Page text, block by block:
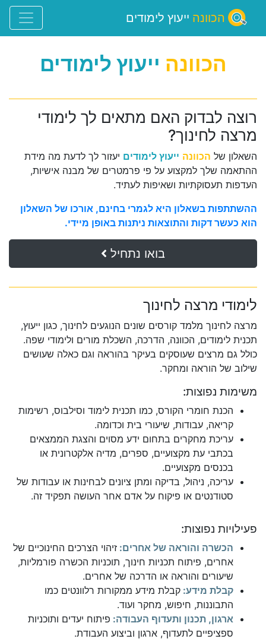
הכוונה ייעוץ לימודים
הכוונה ייעוץ לימודים
רוצה לבדוק האם מתאים לך לימודי
מרצה לחינוך?
השאלון של הכוונה ייעוץ לימודים יעזור לך לדעת מה מידת
ההתאמה שלך למקצוע על פי פרמטרים של מבנה אישיות,
העדפות תעסוקתיות ושאיפות לעתיד.
ההשתתפות בשאלון היא לגמרי בחינם, אורכו של השאלון
הוא כעשר דקות והתוצאות ניתנות באופן מיידי.
בואו נתחיל
לימודי מרצה לחינוך
מרצה לחינוך מלמד קורסים שונים הנוגעים לחינוך, כגון ייעוץ,
תכנית לימודים, הכוונה, הדרכה, השכלת מורים ולימודי שפה.
כולל גם מרצים שעוסקים בעיקר בהוראה וגם כאלה שעושים
שילוב של הוראה ומחקר.
משימות נפוצות:
הכנת חומרי הקורס, כמו תכנית לימוד וסילבוס, רשימות
קריאה, עבודות, שיעורי בית וכדומה.
עריכת מחקרים בתחום ידע מסוים והצגת הממצאים
בכתבי עת מקצועיים, ספרים, מדיה אלקטרונית או
בכנסים מקצועיים.
עריכה, ניהול, בדיקה ומתן ציונים לבחינות או עבודות של
סטודנטים או פיקוח על אדם אחר העושה תפקיד זה.
פעילויות נפוצות:
הכשרה והוראה של אחרים: זיהוי הצרכים החינוכיים של
אחרים, פיתוח תכניות חינוך, תוכניות הכשרה פורמליות,
שיעורים והוראה או הדרכה של אחרים.
קבלת מידע: קבלת מידע ממקורות רלוונטים כמו
התבוננות, חיפוש, מחקר ועוד.
ארגון, תכנון ותעדוף העבודה: פיתוח יעדים ותוכניות
ספציפיים לתעדוף, ארגון וביצוע העבודת.